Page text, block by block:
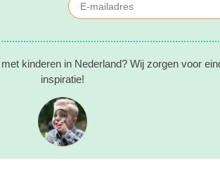
kinderen in Nederland? Wij zorgen voor
inspiratie!